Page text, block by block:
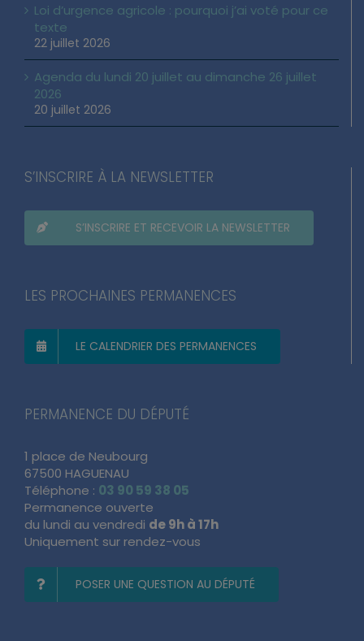
Loi d’urgence agricole : pourquoi j’ai voté pour ce
texte
22 juillet 2026
Agenda du lundi 20 juillet au dimanche 26 juillet
2026
20 juillet 2026
S’INSCRIRE À LA NEWSLETTER
S’INSCRIRE ET RECEVOIR LA NEWSLETTER
LES PROCHAINES PERMANENCES
LE CALENDRIER DES PERMANENCES
PERMANENCE DU DÉPUTÉ
1 place de Neubourg
67500 HAGUENAU
Téléphone : 03 90 59 38 05
Permanence ouverte
du lundi au vendredi de 9h à 17h
Uniquement sur rendez-vous
POSER UNE QUESTION AU DÉPUTÉ